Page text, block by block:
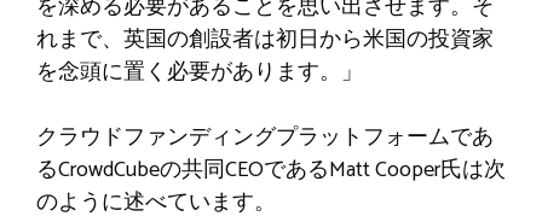
れまで、英国の創設者は初日から米国の投資家
を念頭に置く必要があります。」
クラウドファンディングプラットフォームであ
るCrowdCubeの共同CEOであるMatt Cooper氏は次
のように述べています。